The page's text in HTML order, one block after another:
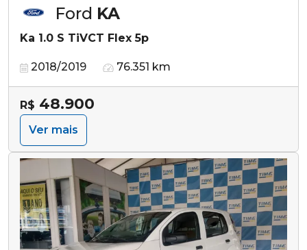
Ford KA
Ka 1.0 S TiVCT Flex 5p
2018/2019 76.351 km
R$ 48.900
Ver mais